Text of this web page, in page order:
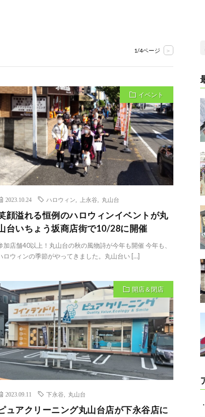
1/4ページ >
イベント
2023.10.24 ハロウィン 上永谷 丸山台
顔溢れる恒例のハロウィンイベントが丸
台いちょう坂商店街で10/28に開催
加店舗40以上！丸山台の秋の風物詩が今年も開催 今年も、
ロウィンの季節がやってきました。丸山台い […]
開店＆閉店
2023.09.11 下永谷 丸山台
ュアクリーニング丸山台店が下永谷店に